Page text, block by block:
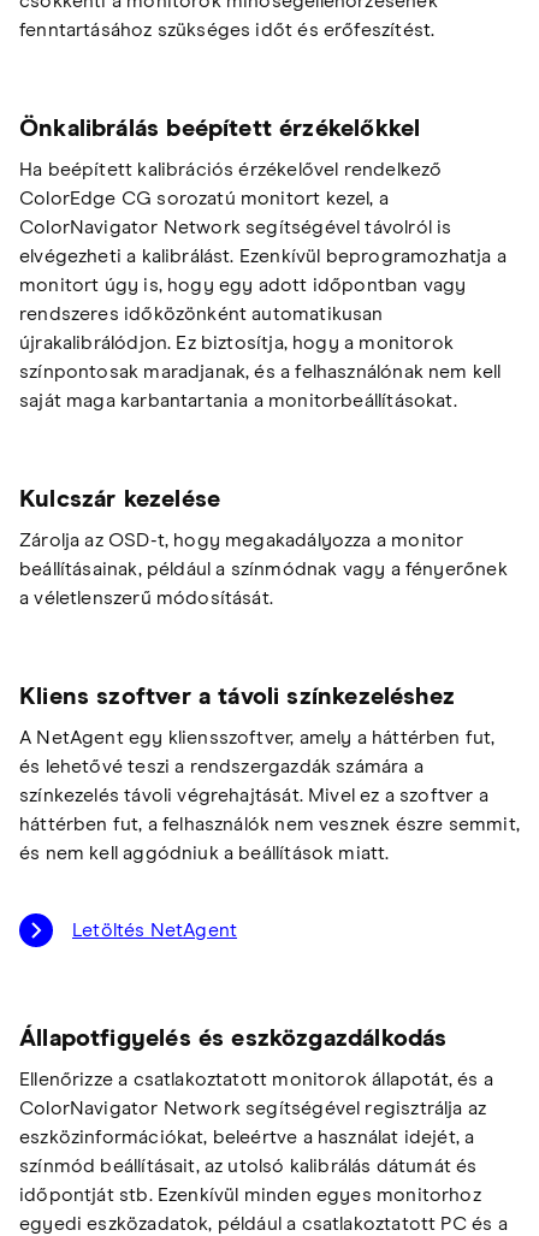
fenntartásához szükséges időt és erőfeszítést.
Önkalibrálás beépített érzékelőkkel
Ha beépített kalibrációs érzékelővel rendelkező
ColorEdge CG sorozatú monitort kezel, a
ColorNavigator Network segítségével távolról is
elvégezheti a kalibrálást. Ezenkívül beprogramozhatja a
monitort úgy is, hogy egy adott időpontban vagy
rendszeres időközönként automatikusan
újrakalibrálódjon. Ez biztosítja, hogy a monitorok
színpontosak maradjanak, és a felhasználónak nem kell
saját maga karbantartania a monitorbeállításokat.
Kulcszár kezelése
Zárolja az OSD-t, hogy megakadályozza a monitor
beállításainak, például a színmódnak vagy a fényerőnek
a véletlenszerű módosítását.
Kliens szoftver a távoli színkezeléshez
A NetAgent egy kliensszoftver, amely a háttérben fut,
és lehetővé teszi a rendszergazdák számára a
színkezelés távoli végrehajtását. Mivel ez a szoftver a
háttérben fut, a felhasználók nem vesznek észre semmit,
és nem kell aggódniuk a beállítások miatt.
Letöltés NetAgent
Állapotfigyelés és eszközgazdálkodás
Ellenőrizze a csatlakoztatott monitorok állapotát, és a
ColorNavigator Network segítségével regisztrálja az
eszközinformációkat, beleértve a használat idejét, a
színmód beállításait, az utolsó kalibrálás dátumát és
időpontját stb. Ezenkívül minden egyes monitorhoz
egyedi eszközadatok, például a csatlakoztatott PC és a